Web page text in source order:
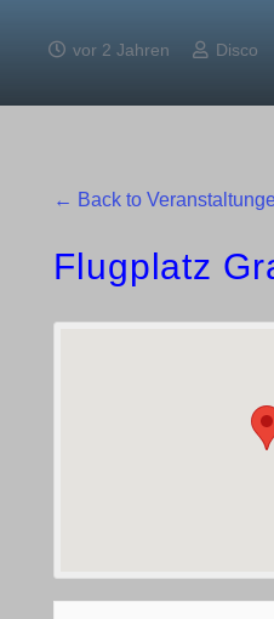
vor 2 Jahren Disco
← Back to
Flugplatz